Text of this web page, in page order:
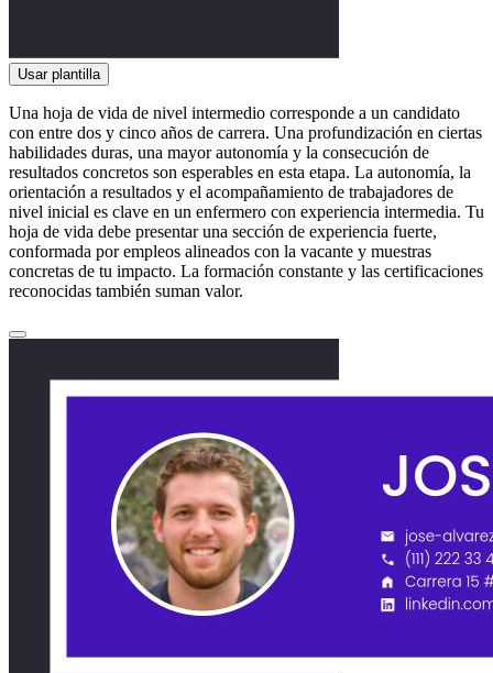
Usar plantilla
Una hoja de vida de nivel intermedio corresponde a un candidato
con entre dos y cinco años de carrera. Una profundización en ciertas
habilidades duras, una mayor autonomía y la consecución de
resultados concretos son esperables en esta etapa. La autonomía, la
orientación a resultados y el acompañamiento de trabajadores de
nivel inicial es clave en un enfermero con experiencia intermedia. Tu
hoja de vida debe presentar una sección de experiencia fuerte,
conformada por empleos alineados con la vacante y muestras
concretas de tu impacto. La formación constante y las certificaciones
reconocidas también suman valor.